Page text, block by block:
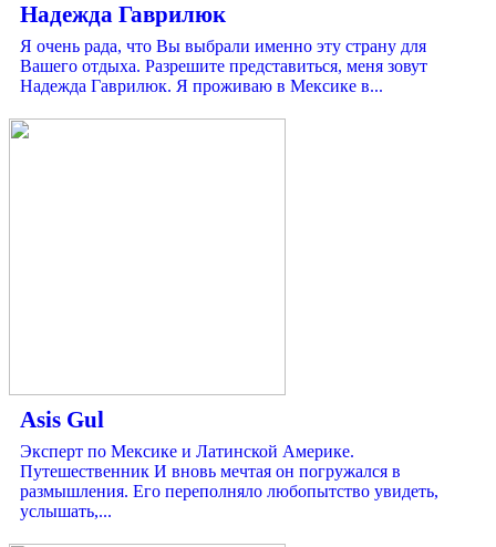
Надежда Гаврилюк
Я очень рада, что Вы выбрали именно эту страну для
Вашего отдыха. Разрешите представиться, меня зовут
Надежда Гаврилюк. Я проживаю в Мексике в...
Asis Gul
Эксперт по Мексике и Латинской Америке.
Путешественник И вновь мечтая он погружался в
размышления. Его переполняло любопытство увидеть,
услышать,...